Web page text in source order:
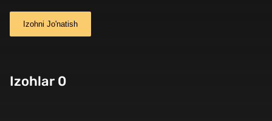
Izohni Jo'natish
Izohlar 0